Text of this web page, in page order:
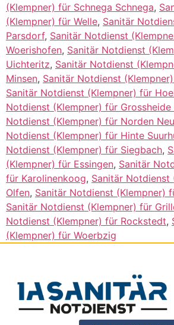
(Klempner) für Schnega Schnega,
(Klempner) für Welle, Sanitär
Parsdorf, Sanitär Notdienst
Woerishofen, Sanitär Notdienst
Uichteritz, Sanitär Notdienst
Minsen, Sanitär Notdienst
Sanitär Notdienst (Klempner) für
Notdienst (Klempner) für Grossheide
Notdienst (Klempner) für Norden
Notdienst (Klempner) für Hinte
Notdienst (Klempner) für Siegbach,
(Klempner) für Essingen, Sanitär
für Karolinenkoog, Sanitär Notdienst
Olfen, Sanitär Notdienst (Klempner)
Sanitär Notdienst (Klempner) für
Notdienst (Klempner) für Rockstedt,
(Klempner) für Woerbzig